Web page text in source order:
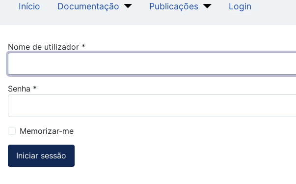
Início Documentação Publicações Login
Nome de utilizador *
Senha *
Memorizar-me
Iniciar sessão